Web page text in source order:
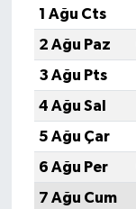
1 Ağu Cts
2 Ağu Paz
3 Ağu Pts
4 Ağu Sal
5 Ağu Çar
6 Ağu Per
7 Ağu Cum